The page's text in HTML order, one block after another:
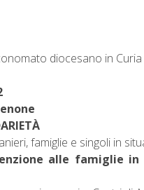
diocesano in
famiglie e singoli in
alle famiglie